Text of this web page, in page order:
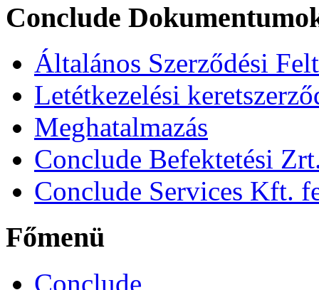
Conclude
Általános Szerződési
Letétkezelési
Meghatalmazás
Conclude Befektetési
Conclude Services Kft.
Főmenü
Conclude